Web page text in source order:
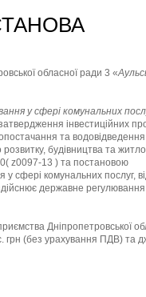
обласної ради 3 «
у сфері комунальних
інвестиційних
та
будівництва та
z0097-13 ) та постановою
у сфері комунальних послуг,
державне регулювання
Дніпропетровської
грн (без урахування ПДВ) та